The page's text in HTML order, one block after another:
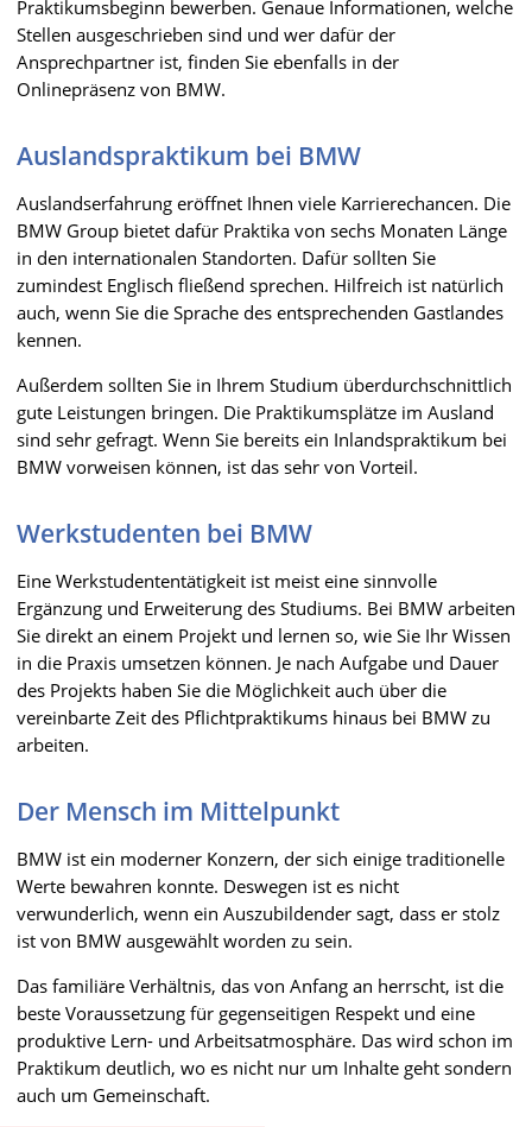
Praktikumsbeginn bewerben. Genaue Informationen, welche
Stellen ausgeschrieben sind und wer dafür der
Ansprechpartner ist, finden Sie ebenfalls in der
Onlinepräsenz von BMW.
Auslandspraktikum bei BMW
Auslandserfahrung eröffnet Ihnen viele Karrierechancen. Die
BMW Group bietet dafür Praktika von sechs Monaten Länge
in den internationalen Standorten. Dafür sollten Sie
zumindest Englisch fließend sprechen. Hilfreich ist natürlich
auch, wenn Sie die Sprache des entsprechenden Gastlandes
kennen.
Außerdem sollten Sie in Ihrem Studium überdurchschnittlich
gute Leistungen bringen. Die Praktikumsplätze im Ausland
sind sehr gefragt. Wenn Sie bereits ein Inlandspraktikum bei
BMW vorweisen können, ist das sehr von Vorteil.
Werkstudenten bei BMW
Eine Werkstudententätigkeit ist meist eine sinnvolle
Ergänzung und Erweiterung des Studiums. Bei BMW arbeiten
Sie direkt an einem Projekt und lernen so, wie Sie Ihr Wissen
in die Praxis umsetzen können. Je nach Aufgabe und Dauer
des Projekts haben Sie die Möglichkeit auch über die
vereinbarte Zeit des Pflichtpraktikums hinaus bei BMW zu
arbeiten.
Der Mensch im Mittelpunkt
BMW ist ein moderner Konzern, der sich einige traditionelle
Werte bewahren konnte. Deswegen ist es nicht
verwunderlich, wenn ein Auszubildender sagt, dass er stolz
ist von BMW ausgewählt worden zu sein.
Das familiäre Verhältnis, das von Anfang an herrscht, ist die
beste Voraussetzung für gegenseitigen Respekt und eine
produktive Lern- und Arbeitsatmosphäre. Das wird schon im
Praktikum deutlich, wo es nicht nur um Inhalte geht sondern
auch um Gemeinschaft.